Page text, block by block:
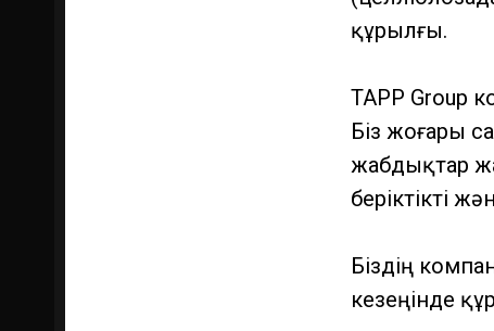
құрылғы.
TAPP Group
Біз жоғары
жабдықтар
беріктікті
Біздің
кезеңінде